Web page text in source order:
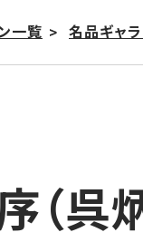
一覧 名品ギャ
呉